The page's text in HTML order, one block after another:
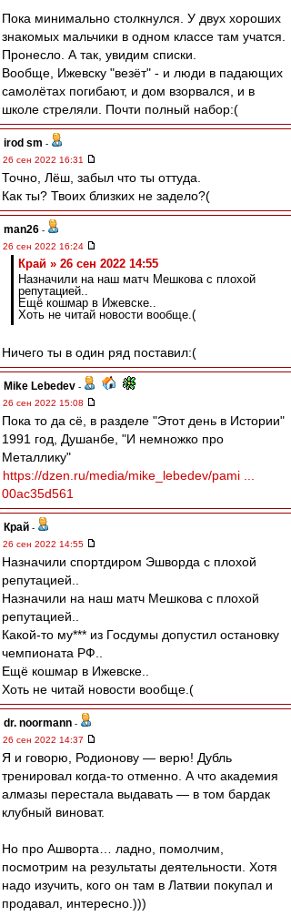
Пока минимально столкнулся. У двух хороших
знакомых мальчики в одном классе там учатся.
Пронесло. А так, увидим списки.
Вообще, Ижевску "везёт" - и люди в падающих
самолётах погибают, и дом взорвался, и в
школе стреляли. Почти полный набор:(
irod sm -
26 сен 2022 16:31
Точно, Лёш, забыл что ты оттуда.
Как ты? Твоих близких не задело?(
man26 -
26 сен 2022 16:24
Край » 26 сен 2022 14:55
Назначили на наш матч Мешкова с плохой
репутацией..
Ещё кошмар в Ижевске..
Хоть не читай новости вообще.(
Ничего ты в один ряд поставил:(
Mike Lebedev -
26 сен 2022 15:08
Пока то да сё, в разделе "Этот день в Истории"
1991 год, Душанбе, "И немножко про
Металлику"
https://dzen.ru/media/mike_lebedev/pami ...
00ac35d561
Край -
26 сен 2022 14:55
Назначили спортдиром Эшворда с плохой
репутацией..
Назначили на наш матч Мешкова с плохой
репутацией..
Какой-то му*** из Госдумы допустил остановку
чемпионата РФ..
Ещё кошмар в Ижевске..
Хоть не читай новости вообще.(
dr. noormann -
26 сен 2022 14:37
Я и говорю, Родионову — верю! Дубль
тренировал когда-то отменно. А что академия
алмазы перестала выдавать — в том бардак
клубный виноват.
Но про Ашворта… ладно, помолчим,
посмотрим на результаты деятельности. Хотя
надо изучить, кого он там в Латвии покупал и
продавал, интересно.)))